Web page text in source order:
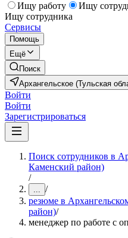
Ищу работу
Ищу
Ищу сотрудника
Сервисы
Помощь
Ещё
Поиск
Архангельское (Тульская
Войти
Войти
Зарегистрироваться
Поиск сотрудников в
Каменский район)
/
... /
резюме в
район)/
менеджер по работе с